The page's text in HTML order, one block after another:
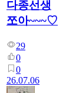
다종선생
쪼아~~~♡
29
0
0
26.07.06